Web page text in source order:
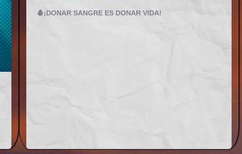
🩸¡DONAR SANGRE ES DONAR VIDA!